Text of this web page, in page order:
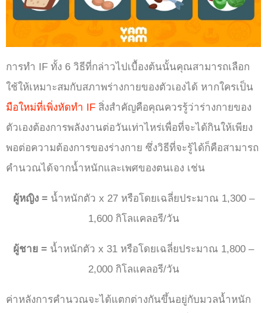
การทำ IF ทั้ง 6 วิธีที่กล่าวไปเบื้องต้นนั้นคุณสามารถเลือก
ใช้ให้เหมาะสมกับสภาพร่างกายของตัวเองได้ หากใครเป็น
มือใหม่ที่เพิ่งหัดทำ IF สิ่งสำคัญคือคุณควรรู้ว่าร่างกายของ
ตัวเองต้องการพลังงานต่อวันเท่าไหร่เพื่อที่จะได้กินให้เพียง
พอต่อความต้องการของร่างกาย ซึ่งวิธีที่จะรู้ได้ก็คือสามารถ
คำนวณได้จากน้ำหนักและเพศของตนเอง เช่น
ผู้หญิง = น้ำหนักตัว x 27 หรือโดยเฉลี่ยประมาณ 1,300 –
1,600 กิโลแคลอรี/วัน
ผู้ชาย = น้ำหนักตัว x 31 หรือโดยเฉลี่ยประมาณ 1,800 –
2,000 กิโลแคลอรี/วัน
ค่าหลังการคำนวณจะได้แตกต่างกันขึ้นอยู่กับมวลน้ำหนัก